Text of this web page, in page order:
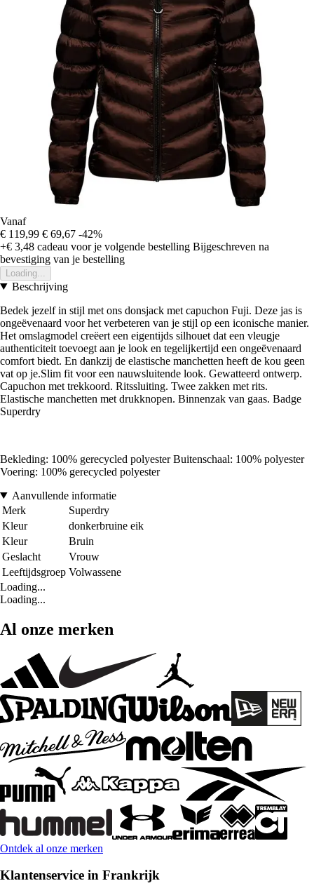
Vanaf
€ 119,99 € 69,67 -42%
+€ 3,48 cadeau voor je volgende bestelling Bijgeschreven na
bevestiging van je bestelling
Loading...
Beschrijving
Bedek jezelf in stijl met ons donsjack met capuchon Fuji. Deze jas is
ongeëvenaard voor het verbeteren van je stijl op een iconische manier.
Het omslagmodel creëert een eigentijds silhouet dat een vleugje
authenticiteit toevoegt aan je look en tegelijkertijd een ongeëvenaard
comfort biedt. En dankzij de elastische manchetten heeft de kou geen
vat op je.Slim fit voor een nauwsluitende look. Gewatteerd ontwerp.
Capuchon met trekkoord. Ritssluiting. Twee zakken met rits.
Elastische manchetten met drukknopen. Binnenzak van gaas. Badge
Superdry
Bekleding: 100% gerecycled polyester Buitenschaal: 100% polyester
Voering: 100% gerecycled polyester
Aanvullende informatie
Merk
Superdry
Kleur
donkerbruine eik
Kleur
Bruin
Geslacht
Vrouw
Leeftijdsgroep Volwassene
Loading...
Loading...
Al onze merken
Ontdek al onze merken
Klantenservice in Frankrijk